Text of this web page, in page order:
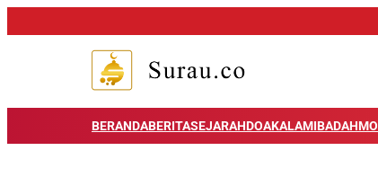
BERANDABERITASEJARAHDOAKALAMIBADAH